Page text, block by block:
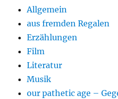
Allgemein
aus fremden Regalen
Erzählungen
Film
Literatur
Musik
our pathetic age –